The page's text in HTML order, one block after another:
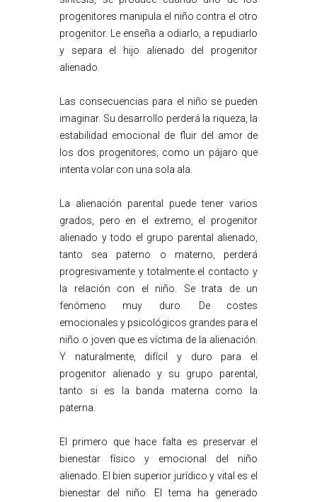
progenitores manipula el niño contra el otro
progenitor. Le enseña a odiarlo, a repudiarlo
y separa el hijo alienado del progenitor
alienado.
Las consecuencias para el niño se pueden
imaginar. Su desarrollo perderá la riqueza, la
estabilidad emocional de fluir del amor de
los dos progenitores; como un pájaro que
intenta volar con una sola ala.
La alienación parental puede tener varios
grados, pero en el extremo, el progenitor
alienado y todo el grupo parental alienado,
tanto sea paterno o materno, perderá
progresivamente y totalmente el contacto y
la relación con el niño. Se trata de un
fenómeno muy duro. De costes
emocionales y psicológicos grandes para el
niño o joven que es víctima de la alienación.
Y naturalmente, difícil y duro para el
progenitor alienado y su grupo parental,
tanto si es la banda materna como la
paterna.
El primero que hace falta es preservar el
bienestar físico y emocional del niño
alienado. El bien superior jurídico y vital es el
bienestar del niño. El tema ha generado